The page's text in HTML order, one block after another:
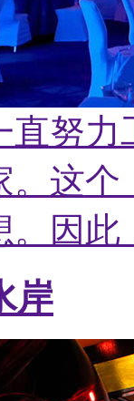
直努力
。这个
。因此
岸